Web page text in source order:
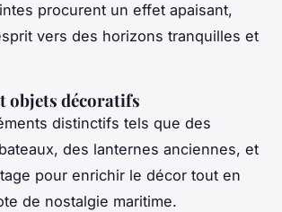
procurent un effet apaisant,
vers des horizons tranquilles et
objets décoratifs
distinctifs tels que des
des lanternes anciennes, et
pour enrichir le décor tout en
de nostalgie maritime.